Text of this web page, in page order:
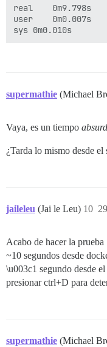
real	0m9.798s
user	0m0.007s
supermathie (Michael
Vaya, es un tiempo
¿Tarda lo mismo desde
jaileleu (Jai le Leu) 10
Acabo de hacer la prueba
~10 segundos desde
\u003c1 segundo desde
presionar ctrl+D para
supermathie (Michael